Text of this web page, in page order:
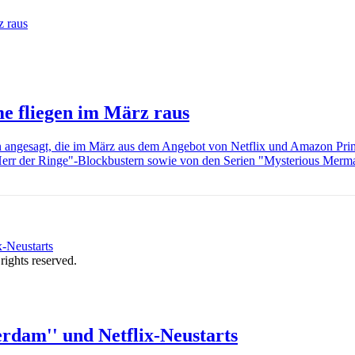
fliegen im März raus
die im März aus dem Angebot von Netflix und Amazon
der Ringe"-Blockbustern sowie von den Serien "Mysterious
reserved.
und Netflix-Neustarts